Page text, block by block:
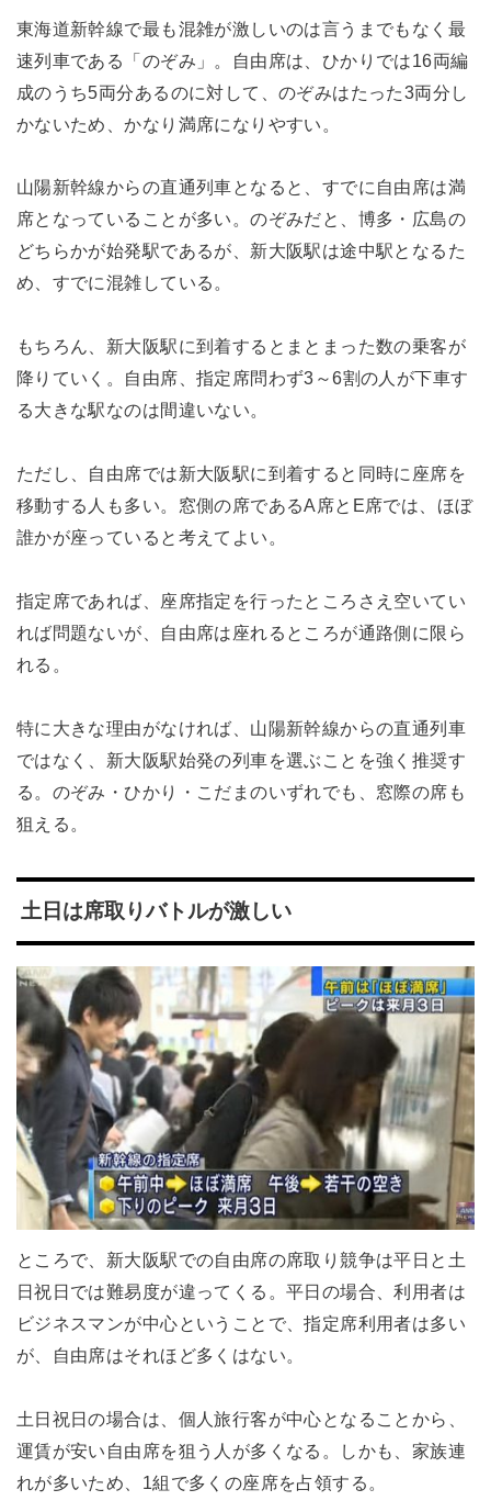
東海道新幹線で最も混雑が激しいのは言うまでもなく最
速列車である「のぞみ」。自由席は、ひかりでは16両編
成のうち5両分あるのに対して、のぞみはたった3両分し
かないため、かなり満席になりやすい。
山陽新幹線からの直通列車となると、すでに自由席は満
席となっていることが多い。のぞみだと、博多・広島の
どちらかが始発駅であるが、新大阪駅は途中駅となるた
め、すでに混雑している。
もちろん、新大阪駅に到着するとまとまった数の乗客が
降りていく。自由席、指定席問わず3～6割の人が下車す
る大きな駅なのは間違いない。
ただし、自由席では新大阪駅に到着すると同時に座席を
移動する人も多い。窓側の席であるA席とE席では、ほぼ
誰かが座っていると考えてよい。
指定席であれば、座席指定を行ったところさえ空いてい
れば問題ないが、自由席は座れるところが通路側に限ら
れる。
特に大きな理由がなければ、山陽新幹線からの直通列車
ではなく、新大阪駅始発の列車を選ぶことを強く推奨す
る。のぞみ・ひかり・こだまのいずれでも、窓際の席も
狙える。
土日は席取りバトルが激しい
ところで、新大阪駅での自由席の席取り競争は平日と土
日祝日では難易度が違ってくる。平日の場合、利用者は
ビジネスマンが中心ということで、指定席利用者は多い
が、自由席はそれほど多くはない。
土日祝日の場合は、個人旅行客が中心となることから、
運賃が安い自由席を狙う人が多くなる。しかも、家族連
れが多いため、1組で多くの座席を占領する。